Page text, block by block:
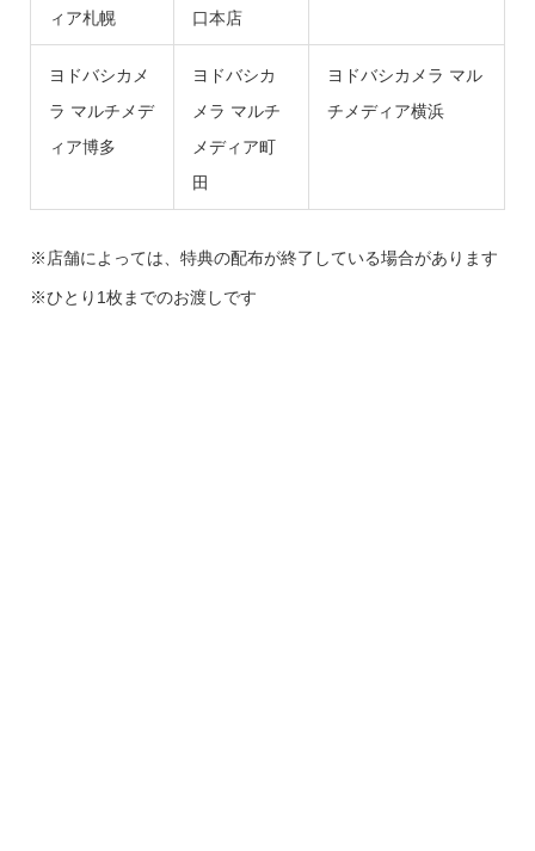
ィア札幌 口本店
ヨドバシカメ
ラ マルチメデ
ィア博多
ヨドバシカ
メラ マルチ
メディア町
田
ヨドバシカメラ マル
チメディア横浜
※店舗によっては、特典の配布が終了している場合があります
※ひとり1枚までのお渡しです